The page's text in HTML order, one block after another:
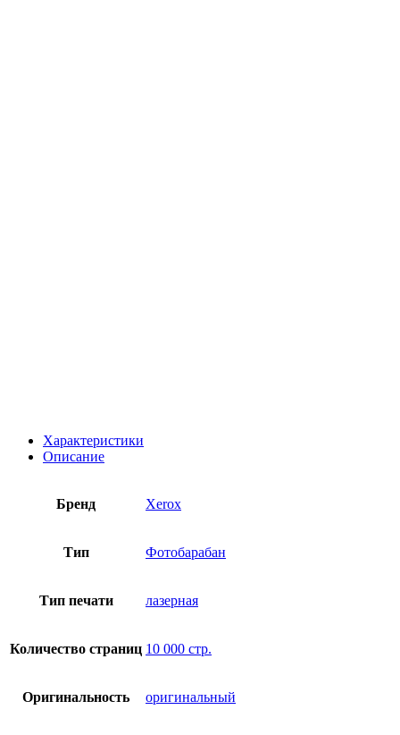
Характеристики
Описание
Бренд Xerox
Тип Фотобарабан
Тип печати лазерная
Количество страниц 10 000 стр.
Оригинальность оригинальный